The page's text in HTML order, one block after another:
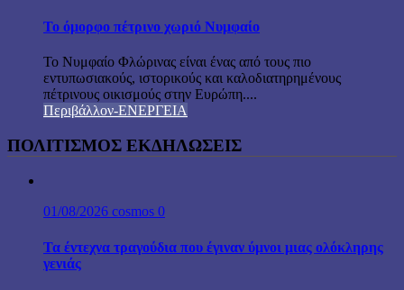
Το όμορφο πέτρινο χωριό Νυμφαίο
Το Νυμφαίο Φλώρινας είναι ένας από τους πιο
εντυπωσιακούς, ιστορικούς και καλοδιατηρημένους
πέτρινους οικισμούς στην Ευρώπη....
Περιβάλλον-ΕΝΕΡΓΕΙΑ
ΠΟΛΙΤΙΣΜΟΣ ΕΚΔΗΛΩΣΕΙΣ
01/08/2026 cosmos 0
Τα έντεχνα τραγούδια που έγιναν ύμνοι μιας ολόκληρης
γενιάς